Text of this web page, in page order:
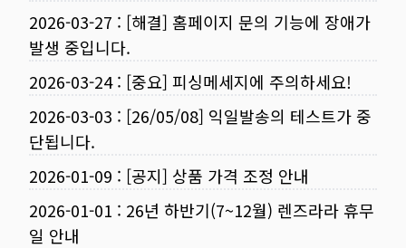
2026-03-27 : [해결] 홈페이지 문의 기능에 장애가
발생 중입니다.
2026-03-24: [중요] 피싱메세지에 주의하세요!
2026-03-03 : [26/05/08] 익일발송의 테스트가 중
단됩니다.
2026-01-09 : [공지] 상품 가격 조정 안내
2026-01-01 : 26년 하반기(7~12월) 렌즈라라 휴무
일 안내